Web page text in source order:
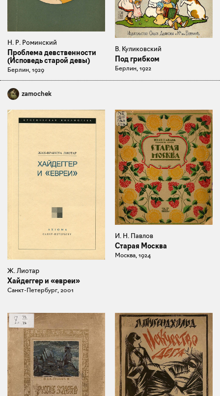
Н. Р. Роминский
Проблема девственности
(Исповедь старой девы)
Берлин, 1929
В. Куликовский
Под грибком
Берлин, 1922
zamochek
Ж. Лиотар
Хайдеггер и «евреи»
Санкт-Петербург, 2001
И. Н. Павлов
Старая Москва
Москва, 1924